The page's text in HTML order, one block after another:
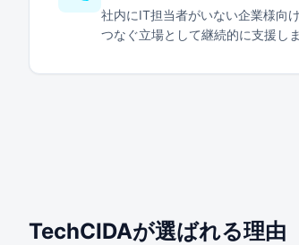
社内にIT担当者がいない企業様向
つなぐ立場として継続的に支援しま
TechCIDAが選ばれる理由